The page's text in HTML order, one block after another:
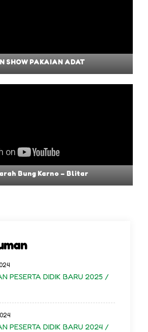
SHOW PAKAIAN ADAT
Bung Karno – Blitar
PESERTA DIDIK BARU 2025 /
PESERTA DIDIK BARU 2024 /